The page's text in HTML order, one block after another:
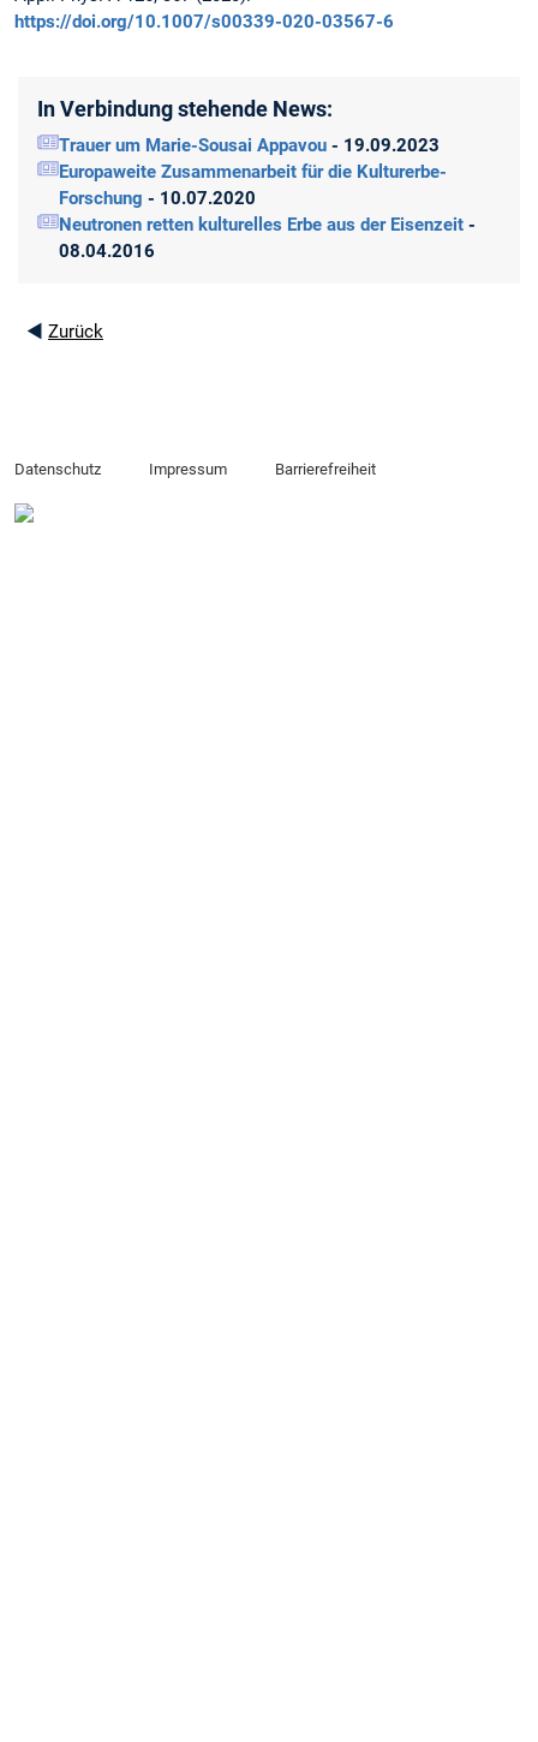
https://doi.org/10.1007/s00339-020-03567-6
In Verbindung stehende News:
Trauer um Marie-Sousai Appavou - 19.09.2023
Europaweite Zusammenarbeit für die Kulturerbe-
Forschung - 10.07.2020
Neutronen retten kulturelles Erbe aus der Eisenzeit -
08.04.2016
◄ Zurück
Datenschutz Impressum Barrierefreiheit